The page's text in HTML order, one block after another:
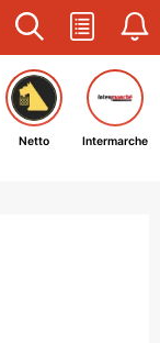
Netto Intermarche